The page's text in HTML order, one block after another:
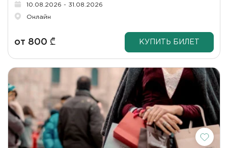
10.08.2026 - 31.08.2026
Онлайн
от 800 ₾ КУПИТЬ БИЛЕТ